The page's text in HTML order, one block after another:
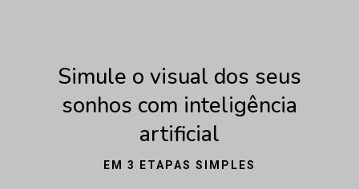
Simule o visual dos seus
sonhos com inteligência
artificial
EM 3 ETAPAS SIMPLES